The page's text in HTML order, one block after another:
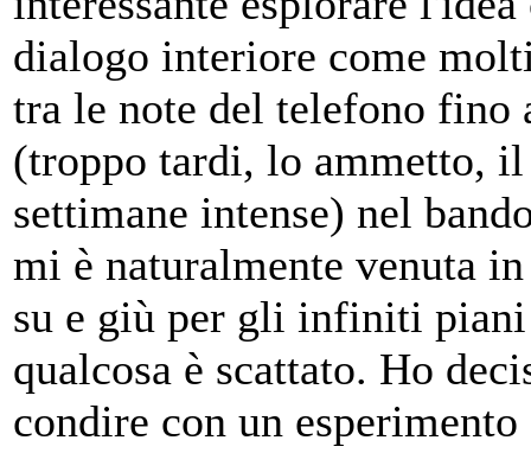
dialogo interiore come
tra le note del telefono fino
(troppo tardi, lo ammetto,
settimane intense) nel
mi è naturalmente venuta
su e giù per gli infiniti
qualcosa è scattato. Ho
condire con un